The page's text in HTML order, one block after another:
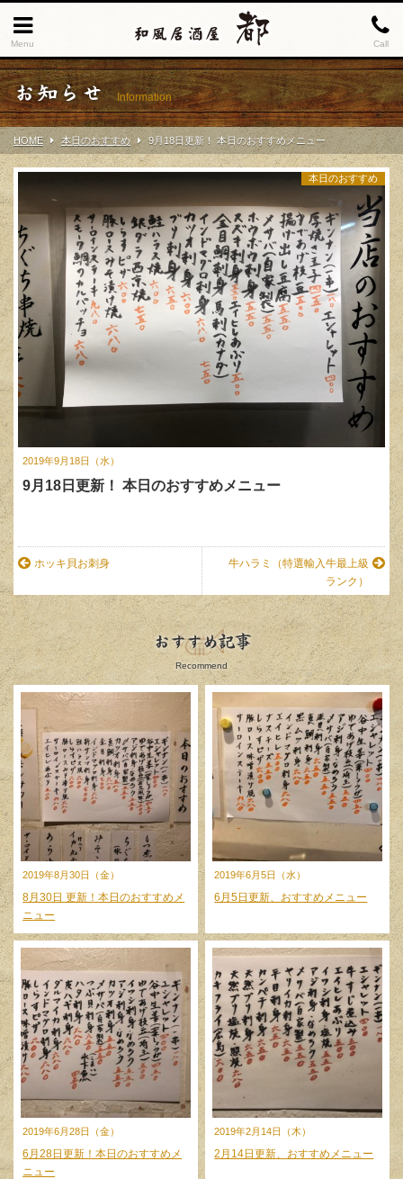
Menu Call
お知らせ Information
HOME 本日のおすすめ 9月18日更新！ 本日のおすすめメニュー
2019年9月18日（水）
本日のおすすめ
9月18日更新！ 本日のおすすめメニュー
ホッキ貝お刺身
牛ハラミ（特選輸入牛最上級
ランク）
おすすめ記事
Recommend
2019年8月30日（金）
8月30日 更新！本日のおすすめメ
ニュー
2019年6月5日（水）
6月5日更新、おすすめメニュー
2019年6月28日（金）
6月28日更新！本日のおすすめメ
ニュー
2019年2月14日（木）
2月14日更新、おすすめメニュー